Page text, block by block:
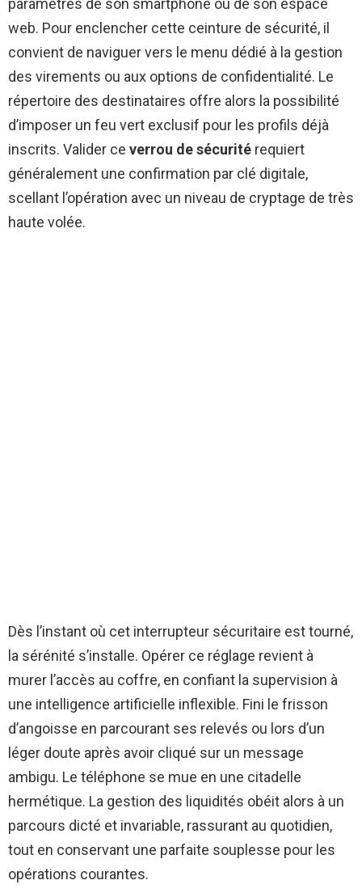
web. Pour enclencher cette ceinture de sécurité, il
convient de naviguer vers le menu dédié à la gestion
des virements ou aux options de confidentialité. Le
répertoire des destinataires offre alors la possibilité
d’imposer un feu vert exclusif pour les profils déjà
inscrits. Valider ce verrou de sécurité requiert
généralement une confirmation par clé digitale,
scellant l’opération avec un niveau de cryptage de très
haute volée.
Dès l’instant où cet interrupteur sécuritaire est tourné,
la sérénité s’installe. Opérer ce réglage revient à
murer l’accès au coffre, en confiant la supervision à
une intelligence artificielle inflexible. Fini le frisson
d’angoisse en parcourant ses relevés ou lors d’un
léger doute après avoir cliqué sur un message
ambigu. Le téléphone se mue en une citadelle
hermétique. La gestion des liquidités obéit alors à un
parcours dicté et invariable, rassurant au quotidien,
tout en conservant une parfaite souplesse pour les
opérations courantes.